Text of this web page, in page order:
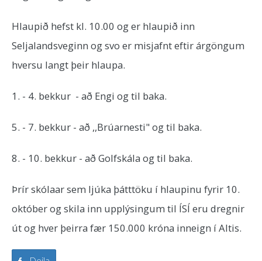
Hlaupið hefst kl. 10.00 og er hlaupið inn
Seljalandsveginn og svo er misjafnt eftir árgöngum
hversu langt þeir hlaupa.
1. - 4. bekkur - að Engi og til baka.
5. - 7. bekkur - að ,,Brúarnesti" og til baka.
8. - 10. bekkur - að Golfskála og til baka.
Þrír skólaar sem ljúka þátttöku í hlaupinu fyrir 10.
október og skila inn upplýsingum til ÍSÍ eru dregnir
út og hver þeirra fær 150.000 króna inneign í Altis.